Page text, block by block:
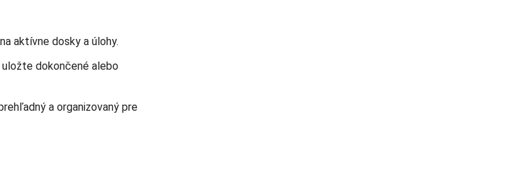
aktívne dosky a úlohy.
dokončené alebo
a organizovaný pre